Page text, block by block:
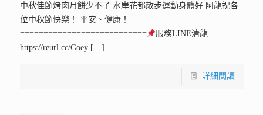
中秋佳節烤肉月餅少不了 水岸花都散步運動身體好 阿龍祝各
位中秋節快樂！ 平安、健康！
===========================
服務LINE清龍
https://reurl.cc/Goey[…]
詳細閱讀